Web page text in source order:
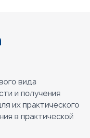
вида
и получения
их практического
в практической